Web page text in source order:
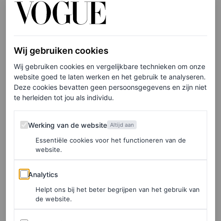
overdreven set neptanden. Waar de rest van de cast zich
bezighield met politiek, waren Chelsea’s grappen
uitsluitend gericht op haar uiterlijk. De diepste
“Fluoride? Wat is dat?” Een grap die moet suggereren
dat Chelsea niet alleen slechte mondhygiëne heeft, maar
stereotypen waarbij scheve tanden zouden staan voor
domheid, slordigheid of arbeidersklasse.
Grappen over ‘Britse slechte tanden’ zijn inmiddels
ontzettend afgezaagd (Austin Powers wil z’n punchlines
terug). Maar het hele segment voelde ook nog eens als
een onnodige aanval op een vrouw die zelf openlijk heeft
Wij gebruiken cookies
Wij gebruiken cookies en vergelijkbare technieken om onze
website goed te laten werken en het gebruik te analyseren.
Deze cookies bevatten geen persoonsgegevens en zijn niet
te herleiden tot jou als individu.
Werking van de website
Werking van de website Altijd aan
Essentiële cookies voor het functioneren van de
website.
Analytics
Analytics
Helpt ons bij het beter begrijpen van het gebruik van
de website.
Advertenties